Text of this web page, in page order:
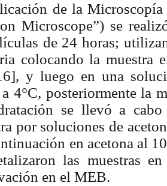
de la
Microscope”) se
de 24 horas;
colocando la muestra
y luego en una
4°C, posteriormente la
se llevó a
por soluciones de
en acetona al
las muestras
en el MEB.